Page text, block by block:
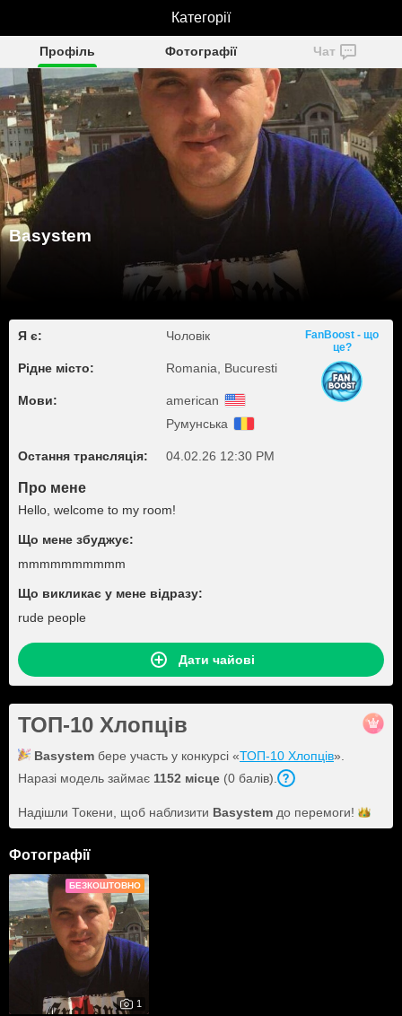
Basystem
Профіль Фотографії Чат
Basystem
Я є: Чоловік
Рідне місто: Romania, Bucuresti
Мови:
american
Румунська
Остання трансляція: 04.02.26 12:30 PM
FanBoost - що
це?
Про мене
Hello, welcome to my room!
Що мене збуджує:
mmmmmmmmmm
Що викликає у мене відразу:
rude people
Дати чайові
ТОП-10 Хлопців
Basystem бере участь у конкурсі «ТОП-10 Хлопців».
Наразі модель займає 1152 місце (0 балів).
Надішли Токени, щоб наблизити Basystem до перемоги!
Фотографії
БЕЗКОШТОВНО
1
Категорії